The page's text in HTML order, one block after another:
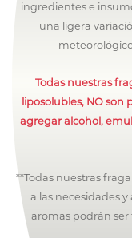
ingredientes e
una ligera
Todas nuestras
liposolubles, NO son
agregar alcohol,
**Todas nuestras
a las necesidades
aromas podrán